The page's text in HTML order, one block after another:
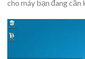
cho máy bạn đang cần